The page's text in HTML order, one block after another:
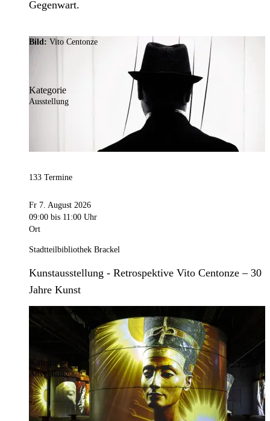
Gegenwart.
Bild: Vito Centonze
Kategorie
Ausstellung
133 Termine
Fr 7. August 2026
09:00 bis 11:00 Uhr
Ort
Stadtteilbibliothek Brackel
Kunstausstellung - Retrospektive Vito Centonze – 30
Jahre Kunst
Culturespaces / Eric Spiller
Kategorie
Ausstellung